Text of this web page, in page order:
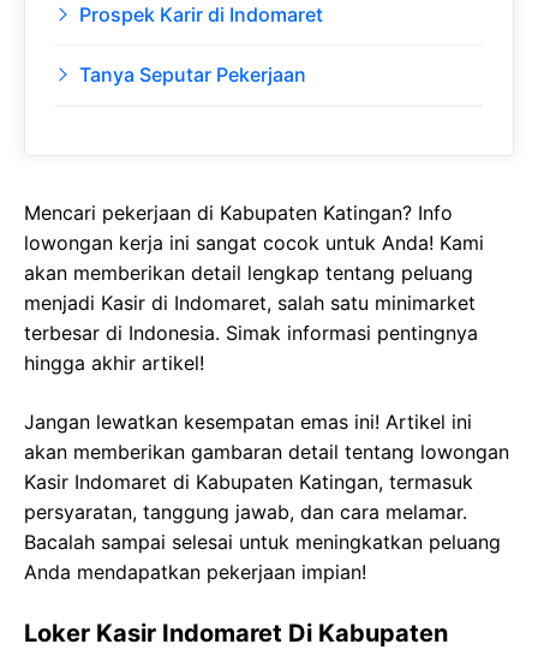
Prospek Karir di Indomaret
Tanya Seputar Pekerjaan
Mencari pekerjaan di Kabupaten Katingan? Info
lowongan kerja ini sangat cocok untuk Anda! Kami
akan memberikan detail lengkap tentang peluang
menjadi Kasir di Indomaret, salah satu minimarket
terbesar di Indonesia. Simak informasi pentingnya
hingga akhir artikel!
Jangan lewatkan kesempatan emas ini! Artikel ini
akan memberikan gambaran detail tentang lowongan
Kasir Indomaret di Kabupaten Katingan, termasuk
persyaratan, tanggung jawab, dan cara melamar.
Bacalah sampai selesai untuk meningkatkan peluang
Anda mendapatkan pekerjaan impian!
Loker Kasir Indomaret Di Kabupaten